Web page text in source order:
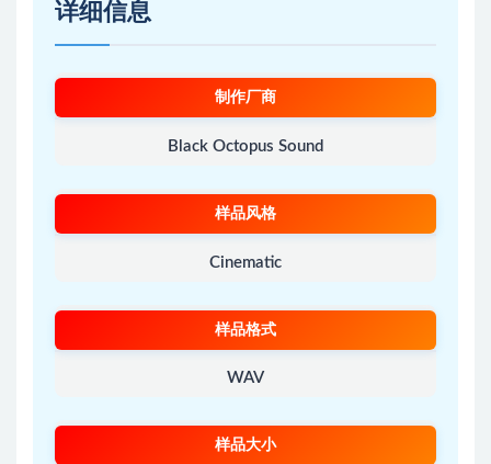
详细信息
制作厂商
Black Octopus Sound
样品风格
Cinematic
样品格式
WAV
样品大小